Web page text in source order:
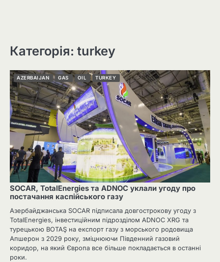
Категорія: turkey
AZERBAIJAN GAS OIL TURKEY
SOCAR, TotalEnergies та ADNOC уклали угоду про
постачання каспійського газу
Азербайджанська SOCAR підписала довгострокову угоду з
TotalEnergies, інвестиційним підрозділом ADNOC XRG та
турецькою BOTAŞ на експорт газу з морського родовища
Апшерон з 2029 року, зміцнюючи Південний газовий
коридор, на який Європа все більше покладається в останні
роки.